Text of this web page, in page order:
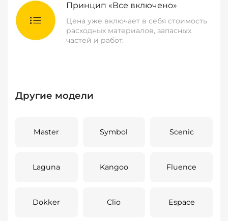
Принцип «Все включено»
Цена уже включает в себя стоимость
расходных материалов, запасных
частей и работ.
Другие модели
Master Symbol Scenic
Laguna Kangoo Fluence
Dokker Clio Espace